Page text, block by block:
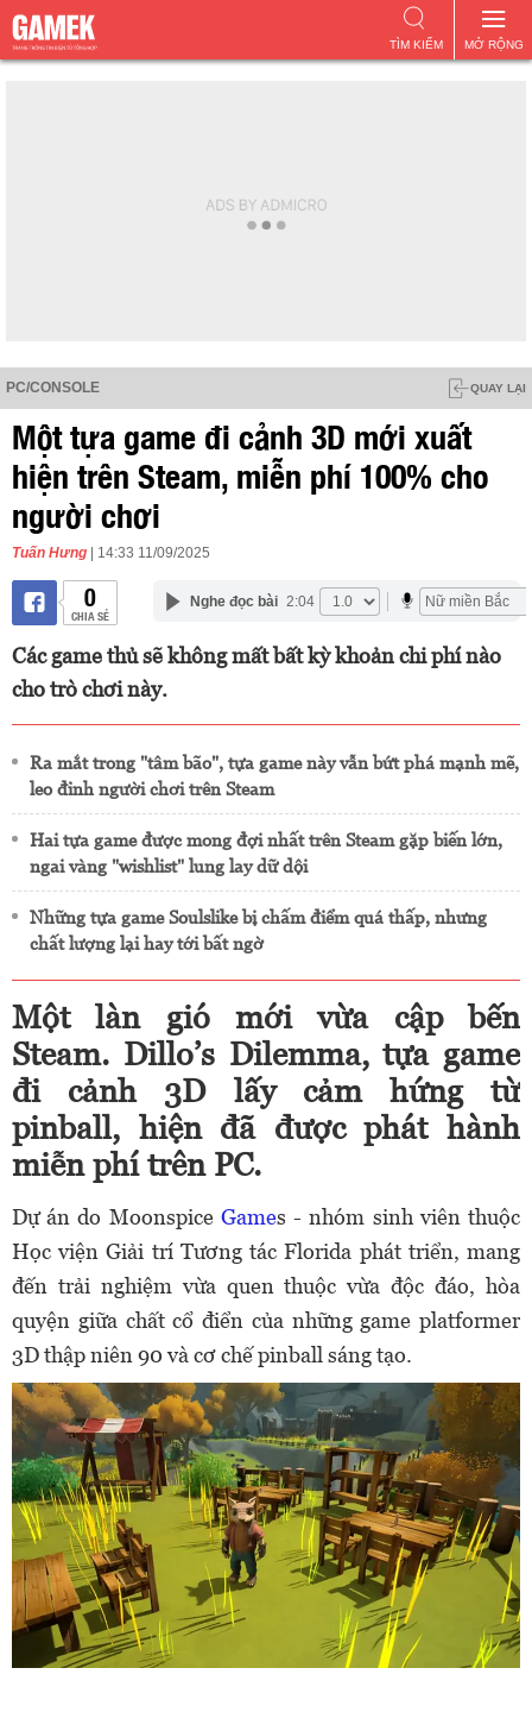
MỞ RỘNG
TÌM KIẾM
PC/CONSOLE QUAY LẠI
Một tựa game đi cảnh 3D mới xuất
hiện trên Steam, miễn phí 100% cho
người chơi
Tuấn Hưng | 14:33 11/09/2025
0
CHIA SẺ
Nghe đọc bài 2:04
Các game thủ sẽ không mất bất kỳ khoản chi phí nào
cho trò chơi này.
Ra mắt trong "tâm bão", tựa game này vẫn bứt phá mạnh mẽ,
leo đỉnh người chơi trên Steam
Hai tựa game được mong đợi nhất trên Steam gặp biến lớn,
ngai vàng "wishlist" lung lay dữ dội
Những tựa game Soulslike bị chấm điểm quá thấp, nhưng
chất lượng lại hay tới bất ngờ
Một làn gió mới vừa cập bến
Steam. Dillo’s Dilemma, tựa game
đi cảnh 3D lấy cảm hứng từ
pinball, hiện đã được phát hành
miễn phí trên PC.
Dự án do Moonspice Games - nhóm sinh viên thuộc
Học viện Giải trí Tương tác Florida phát triển, mang
đến trải nghiệm vừa quen thuộc vừa độc đáo, hòa
quyện giữa chất cổ điển của những game platformer
3D thập niên 90 và cơ chế pinball sáng tạo.